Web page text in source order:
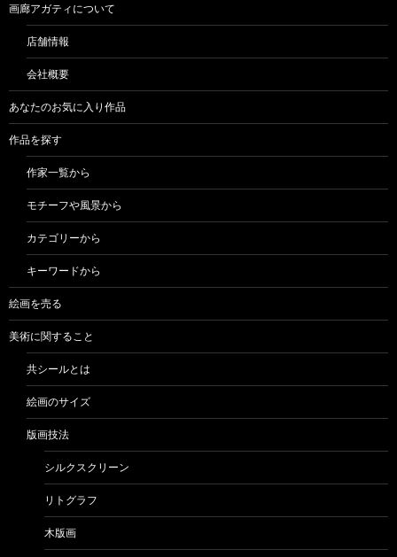
画廊アガティについて
店舗情報
会社概要
あなたのお気に入り作品
作品を探す
作家一覧から
モチーフや風景から
カテゴリーから
キーワードから
絵画を売る
美術に関すること
共シールとは
絵画のサイズ
版画技法
シルクスクリーン
リトグラフ
木版画